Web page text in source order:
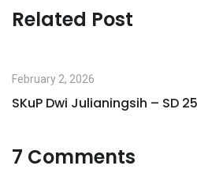
Related Post
February 2, 2026
SKuP Dwi Julianingsih – SD
7 Comments